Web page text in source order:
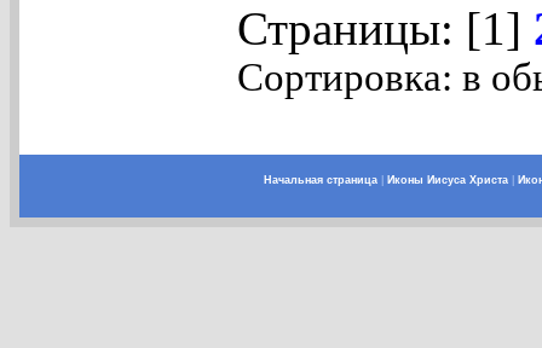
Страницы: [1]
Сортировка: в
Начальная страница| Иконы Иисуса Христа|